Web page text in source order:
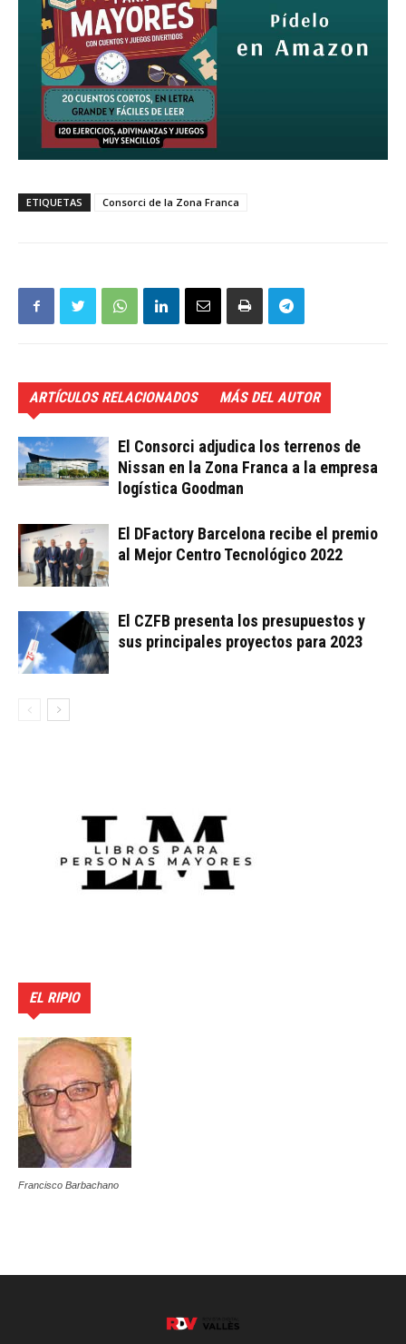
ETIQUETAS Consorci de la Zona Franca
ARTÍCULOS RELACIONADOS MÁS DEL AUTOR
El Consorci adjudica los terrenos de
Nissan en la Zona Franca a la empresa
logística Goodman
El DFactory Barcelona recibe el premio
al Mejor Centro Tecnológico 2022
El CZFB presenta los presupuestos y
sus principales proyectos para 2023
EL RIPIO
Francisco Barbachano